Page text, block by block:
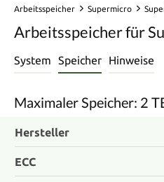
Arbeitsspeicher Supermicro
Arbeitsspeicher für
System Speicher Hinweise
Maximaler Speicher: 2
Hersteller
ECC